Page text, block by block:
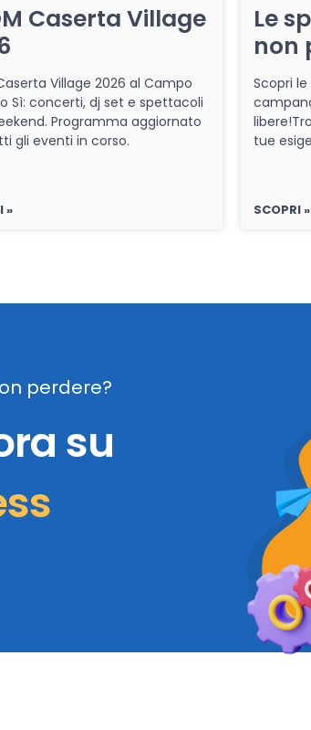
Caserta Village
Village 2026 al Campo
Sì: concerti, dj set e spettacoli
Programma aggiornato
gli eventi in corso.
»
Le
non
Scopri
tue
SCOPRI »
perdere?
su